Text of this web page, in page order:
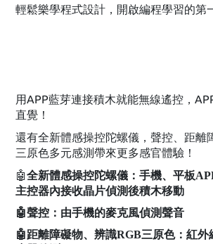
輕鬆樂學程式設計，開啟編程學習的第
用APP藍芽連接積木就能無線遙控，
直覺！
還有全新體感操控陀螺儀，聲控、距離
三原色多元感測帶來更多感官體驗！
🤖全新體感操控陀螺儀：手機、平板
主控器內接收晶片偵測後積木移動
🤖聲控：由手機的麥克風偵測聲音
🤖距離障礙物、辨識RGB三原色：紅